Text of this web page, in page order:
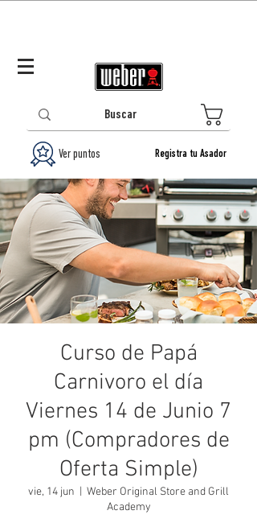
Ver puntos Registra tu Asador
Curso de Papá
Carnivoro el día
Viernes 14 de Junio 7
pm (Compradores de
Oferta Simple)
vie, 14 jun
Weber Original Store and Grill
Academy